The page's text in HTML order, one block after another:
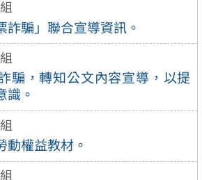
詐騙」聯合宣導資訊。
騙，轉知公文內容宣導，以提
識。
動權益教材。